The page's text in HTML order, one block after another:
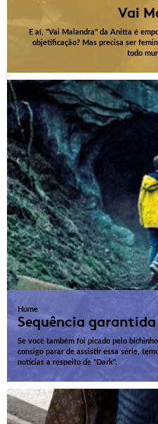
Vai
E aí, "Vai Malandra" da Anitta é
objetificação? Mas precisa ser
todo
Home
Sequência garantida
Se você também foi picado pelo
consigo parar de assistir essa série,
notícias a respeito de "Dark".